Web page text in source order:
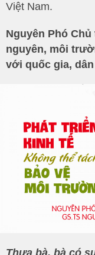
Việt Nam.
Nguyên Phó
nguyên, môi
với quốc gia,
Thưa bà, bà có